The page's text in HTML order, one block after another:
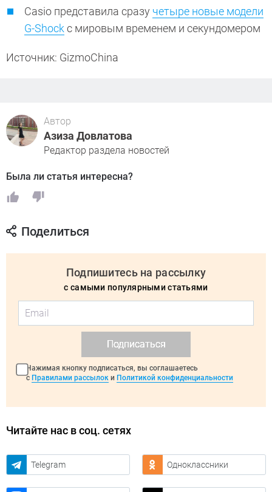
Casio представила сразу четыре новые модели
G-Shock с мировым временем и секундомером
Источник: GizmoChina
Автор
Азиза Довлатова
Редактор раздела новостей
Была ли статья интересна?
Поделиться
Подпишитесь на рассылку
с самыми популярными статьями
Подписаться
Нажимая кнопку подписаться, вы соглашаетесь
с Правилами рассылок и Политикой конфиденциальности
Читайте нас в соц. сетях
Telegram Одноклассники